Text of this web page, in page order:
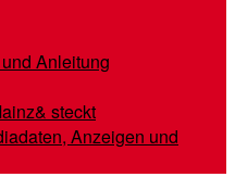
Anleitung
steckt
Anzeigen und